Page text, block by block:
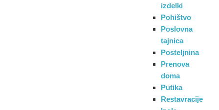
izdelki
Pohištvo
Poslovna
tajnica
Posteljnina
Prenova
doma
Putika
Restavracije